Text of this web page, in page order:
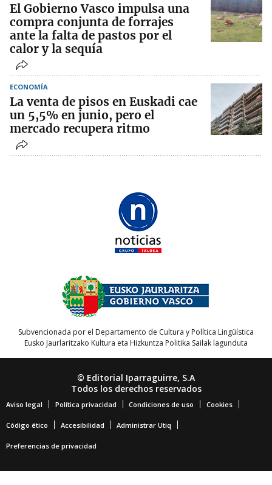
El Gobierno Vasco impulsa una
compra conjunta de forrajes
ante la falta de pastos por el
calor y la sequía
ECONOMÍA
La venta de pisos en Euskadi cae
un 5,5% en junio, pero el
mercado recupera ritmo
Subvencionada por el Departamento de Cultura y Política Lingüística
Eusko Jaurlaritzako Kultura eta Hizkuntza Politika Sailak lagunduta
© Editorial Iparraguirre, S.A
Todos los derechos reservados
Aviso legal Política privacidad Condiciones de uso Cookies
Código ético Accesibilidad Administrar Utiq
Preferencias de privacidad